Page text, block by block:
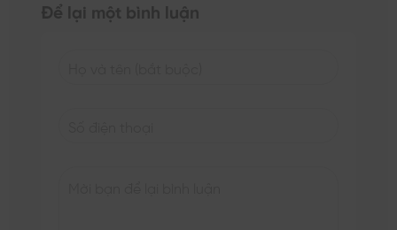
Để lại một bình luận